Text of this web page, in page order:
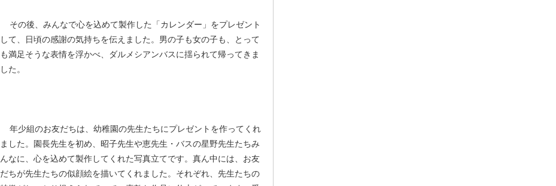
その後、みんなで心を込めて製作した「カレンダー」をプレゼント
して、日頃の感謝の気持ちを伝えました。男の子も女の子も、とって
も満足そうな表情を浮かべ、ダルメシアンバスに揺られて帰ってきま
した。
年少組のお友だちは、幼稚園の先生たちにプレゼントを作ってくれ
ました。園長先生を初め、昭子先生や恵先生・バスの星野先生たちみ
んなに、心を込めて製作してくれた写真立てです。真ん中には、お友
だちが先生たちの似顔絵を描いてくれました。それぞれ、先生たちの